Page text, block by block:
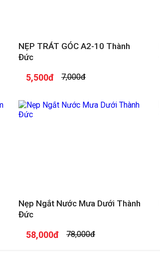
NẸP TRÁT GÓC A2-10 Thành
Đức
5,500đ 7,000đ
Nẹp Ngắt Nước Mưa Dưới Thành
Đức
58,000đ 78,000đ